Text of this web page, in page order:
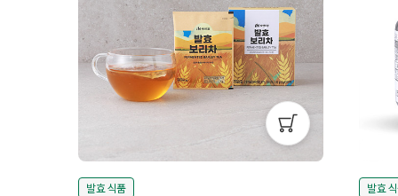
발효 식품 발효